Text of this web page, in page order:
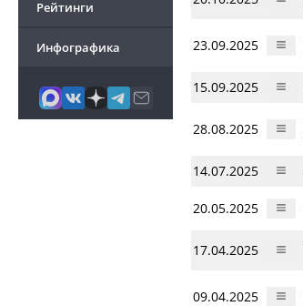
Рейтинги
Инфографика 23.09.2025
15.09.2025
28.08.2025
14.07.2025
20.05.2025
17.04.2025
09.04.2025